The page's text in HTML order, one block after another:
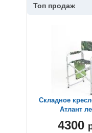
Топ продаж
Складное
Атлант
4300